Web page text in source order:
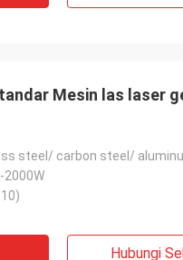
Mesin las laser
2000W
Hubungi